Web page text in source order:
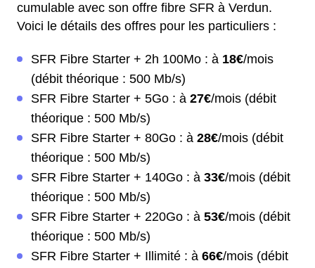
cumulable avec son offre fibre SFR à Verdun.
Voici le détails des offres pour les particuliers :
SFR Fibre Starter + 2h 100Mo : à 18€/mois
(débit théorique : 500 Mb/s)
SFR Fibre Starter + 5Go : à 27€/mois (débit
théorique : 500 Mb/s)
SFR Fibre Starter + 80Go : à 28€/mois (débit
théorique : 500 Mb/s)
SFR Fibre Starter + 140Go : à 33€/mois (débit
théorique : 500 Mb/s)
SFR Fibre Starter + 220Go : à 53€/mois (débit
théorique : 500 Mb/s)
SFR Fibre Starter + Illimité : à 66€/mois (débit